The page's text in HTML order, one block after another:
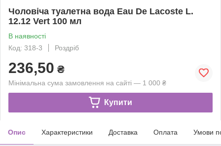
Чоловіча туалетна вода Eau De Lacoste L.
12.12 Vert 100 мл
В наявності
Код: 318-3
Роздріб
236,50 ₴
Мінімальна сума замовлення на сайті — 1 000 ₴
Купити
Опис Характеристики Доставка Оплата Умови